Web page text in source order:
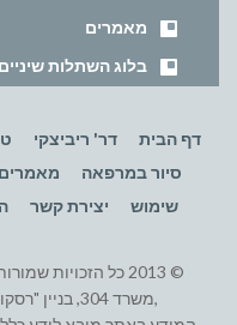
מאמרים
בלוג השתלות שיניים
דף הבית דר' ריביצקי
סיור במרפאה
מאמרים
שימוש
יצירת קשר
,משרד 304, בניין "רסקו סיטי", באר שבע, טל: 08-6279640